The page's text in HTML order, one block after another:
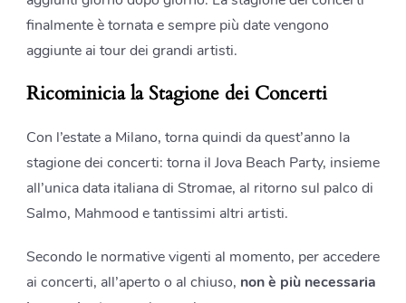
finalmente è tornata e sempre più date vengono
aggiunte ai tour dei grandi artisti.
Ricominicia la Stagione dei Concerti
Con l’estate a Milano, torna quindi da quest’anno la
stagione dei concerti: torna il Jova Beach Party, insieme
all’unica data italiana di Stromae, al ritorno sul palco di
Salmo, Mahmood e tantissimi altri artisti.
Secondo le normative vigenti al momento, per accedere
ai concerti, all’aperto o al chiuso, non è più necessaria